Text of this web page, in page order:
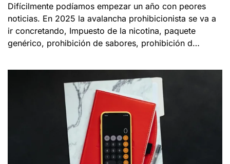
Difícilmente podíamos empezar un año con peores
noticias. En 2025 la avalancha prohibicionista se va a
ir concretando, Impuesto de la nicotina, paquete
genérico, prohibición de sabores, prohibición d…